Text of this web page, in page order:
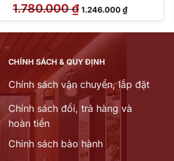
1.780.000₫ Giá
gốc
là:
1.246.000₫Giá
hiện
tại
1.246.000 ₫.
CHÍNH SÁCH & QUY ĐỊNH
Chính sách vận chuyển, lắp đặt
Chính sách đổi, trả hàng và
hoàn tiền
Chinh sách bảo hành